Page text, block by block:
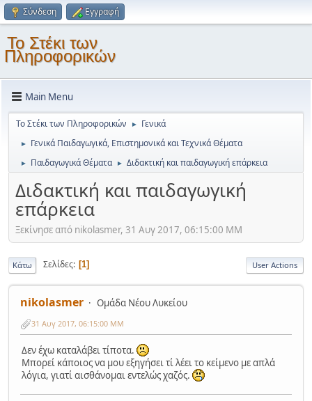
Σύνδεση Εγγραφή
Το Στέκι των
Πληροφορικών
Main Menu
Το Στέκι των Πληροφορικών ► Γενικά
► Γενικά Παιδαγωγικά, Επιστημονικά και Τεχνικά Θέματα
► Παιδαγωγικά Θέματα ► Διδακτική και παιδαγωγική επάρκεια
Διδακτική και παιδαγωγική
επάρκεια
Ξεκίνησε από nikolasmer, 31 Αυγ 2017, 06:15:00 ΜΜ
Κάτω Σελίδες 1 User Actions
nikolasmer Ομάδα Νέου Λυκείου
31 Αυγ 2017, 06:15:00 ΜΜ
Δεν έχω καταλάβει τίποτα.
Μπορεί κάποιος να μου εξηγήσει τί λέει το κείμενο με απλά
λόγια, γιατί αισθάνομαι εντελώς χαζός.